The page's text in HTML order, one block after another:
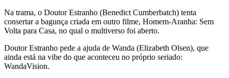
Na trama, o Doutor Estranho (Benedict Cumberbatch) tenta
consertar a bagunça criada em outro filme, Homem-Aranha: Sem
Volta para Casa, no qual o multiverso foi aberto.
Doutor Estranho pede a ajuda de Wanda (Elizabeth Olsen), que
ainda está na vibe do que aconteceu no próprio seriado:
WandaVision.